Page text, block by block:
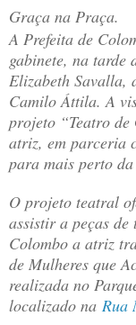
Graça na Praça.
A Prefeita de
gabinete, na tarde
Elizabeth Savalla,
Camilo Áttila. A
projeto “Teatro
atriz, em parceria
para mais perto
O projeto teatral
assistir a peças
Colombo a atriz
de Mulheres que
realizada no
localizado na Rua